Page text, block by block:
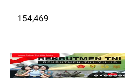
154,469